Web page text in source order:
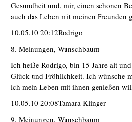
Gesundheit und, mir, einen schonen
auch das Leben mit meinen Freunden
10.05.10 20:12Rodrigo
8. Meinungen, Wunschbaum
Ich heiße Rodrigo, bin 15 Jahre alt
Glück und Fröhlichkeit. Ich wünsche
ich mein Leben mit ihnen genießen
10.05.10 20:08Tamara Klinger
9. Meinungen, Wunschbaum